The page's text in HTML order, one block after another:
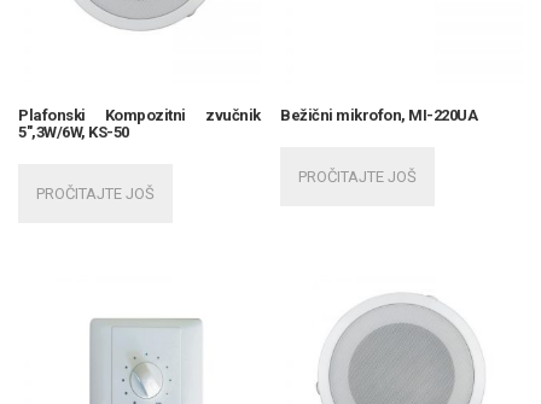
Plafonski Kompozitni zvučnik
5″,3W/6W, KS-50
PROČITAJTE JOŠ
Bežični mikrofon, MI-220UA
PROČITAJTE JOŠ